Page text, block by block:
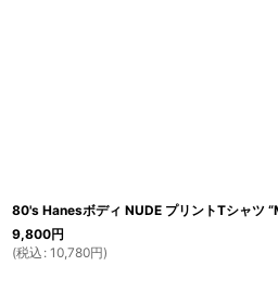
80's Hanesボディ NUDE プリントTシャツ
9,800円
(税込 : 10,780円)